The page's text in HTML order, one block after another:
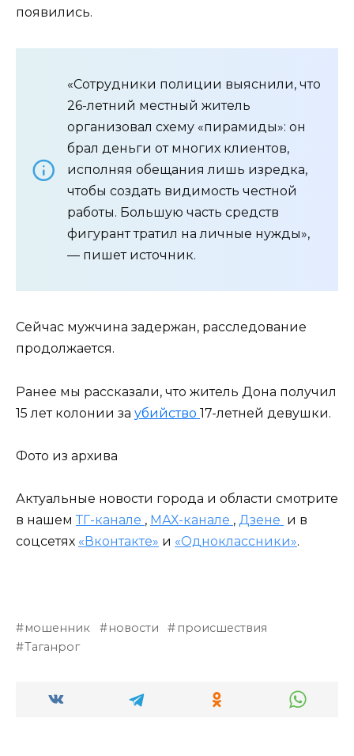
появились.
«Сотрудники полиции выяснили, что
26-летний местный житель
организовал схему «пирамиды»: он
брал деньги от многих клиентов,
исполняя обещания лишь изредка,
чтобы создать видимость честной
работы. Большую часть средств
фигурант тратил на личные нужды»,
— пишет источник.
Сейчас мужчина задержан, расследование
продолжается.
Ранее мы рассказали, что житель Дона получил
15 лет колонии за убийство 17-летней девушки.
Фото из архива
Актуальные новости города и области смотрите
в нашем ТГ-канале , МАХ-канале , Дзене и в
соцсетях «Вконтакте» и «Одноклассники».
мошенник новости
происшествия
Таганрог